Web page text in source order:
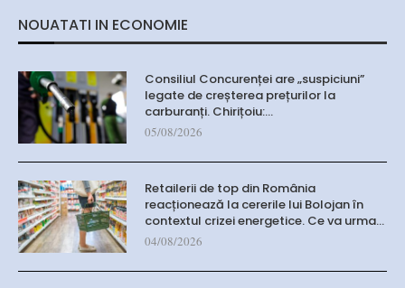
NOUATATI IN ECONOMIE
Consiliul Concurenței are „suspiciuni”
legate de creșterea prețurilor la
carburanți. Chirițoiu:…
05/08/2026
Retailerii de top din România
reacționează la cererile lui Bolojan în
contextul crizei energetice. Ce va urma…
04/08/2026